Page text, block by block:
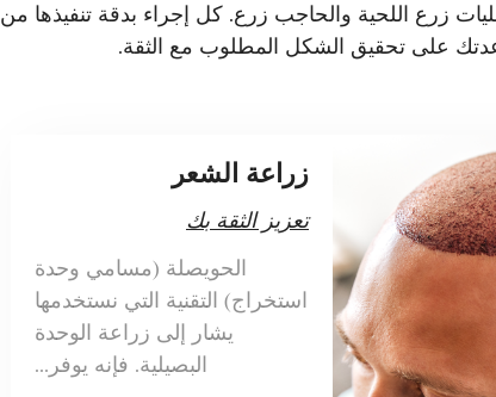
زرع اللحية والحاجب زرع. كل إجراء بدقة تنفيذها من
على تحقيق الشكل المطلوب مع الثقة.
زراعة الشعر
تعزيز الثقة بك
الحويصلة (مسامي وحدة
استخراج) التقنية التي نستخدمها
يشار إلى زراعة الوحدة
البصيلية. فإنه يوفر...